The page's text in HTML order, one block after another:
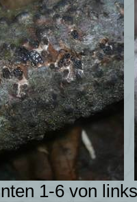
1-6 von